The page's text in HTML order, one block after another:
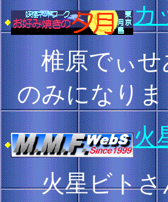
カ
椎原でぃせ
のみになり
火
火星ビトさ